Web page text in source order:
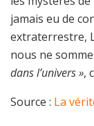
jamais eu de
extraterrestre,
nous ne
dans l’univers »,
Source : La